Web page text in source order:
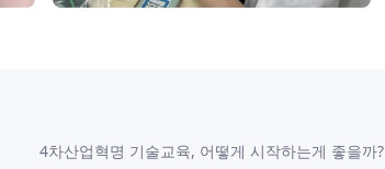
4차산업혁명 기술교육, 어떻게 시작하는게 좋을까?